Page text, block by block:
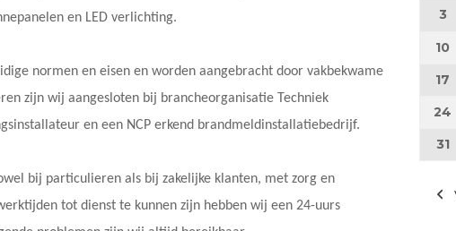
en LED verlichting.
normen en eisen en worden aangebracht door vakbekwame
zijn wij aangesloten bij brancheorganisatie Techniek
en een NCP erkend brandmeldinstallatiebedrijf.
bij particulieren als bij zakelijke klanten, met zorg en
tot dienst te kunnen zijn hebben wij een 24-uurs
3
10
17
24
31